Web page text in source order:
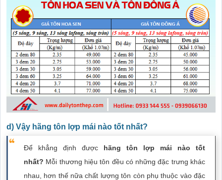
d) Vậy hãng tôn lợp mái nào tốt nhất?
Để khẳng định được hãng tôn lợp mái nào tốt
nhất? Mỗi thương hiệu tôn đều có những đặc trưng khác
nhau, hơn thế nữa chất lượng tôn còn phụ thuộc vào đặc